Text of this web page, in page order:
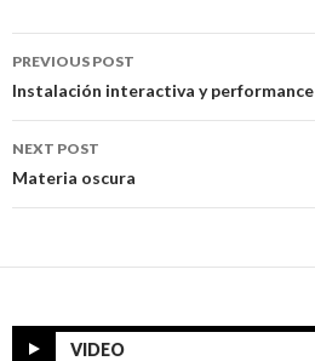
Post
navigation
PREVIOUS POST
Instalación interactiva y performance
NEXT POST
Materia oscura
VIDEO